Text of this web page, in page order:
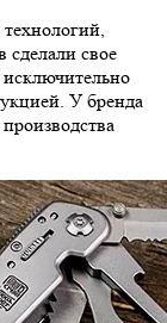
сделали свое
У бренда